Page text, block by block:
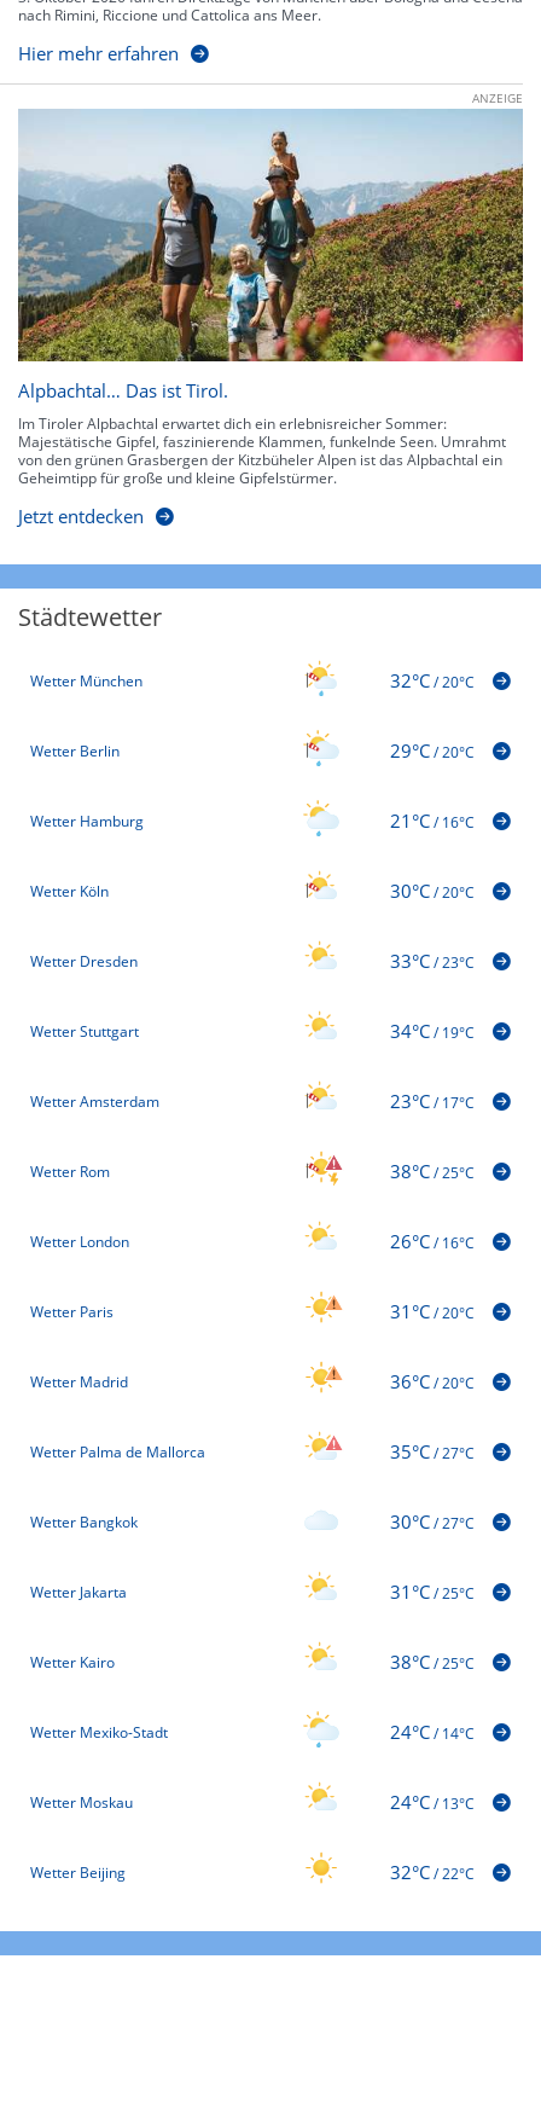
nach Rimini, Riccione und Cattolica ans Meer.
Hier mehr erfahren
ANZEIGE
Alpbachtal… Das ist Tirol.
Im Tiroler Alpbachtal erwartet dich ein erlebnisreicher Sommer:
Majestätische Gipfel, faszinierende Klammen, funkelnde Seen. Umrahmt
von den grünen Grasbergen der Kitzbüheler Alpen ist das Alpbachtal ein
Geheimtipp für große und kleine Gipfelstürmer.
Jetzt entdecken
Städtewetter
Wetter München 32°C/20°C
Wetter Berlin 29°C/20°C
Wetter Hamburg 21°C/16°C
Wetter Köln 30°C/20°C
Wetter Dresden 33°C/23°C
Wetter Stuttgart 34°C/19°C
Wetter Amsterdam 23°C/17°C
Wetter Rom 38°C/25°C
Wetter London 26°C/16°C
Wetter Paris 31°C/20°C
Wetter Madrid 36°C/20°C
Wetter Palma de Mallorca 35°C/27°C
Wetter Bangkok 30°C/27°C
Wetter Jakarta 31°C/25°C
Wetter Kairo 38°C/25°C
Wetter Mexiko-Stadt 24°C/14°C
Wetter Moskau 24°C/13°C
Wetter Beijing 32°C/22°C